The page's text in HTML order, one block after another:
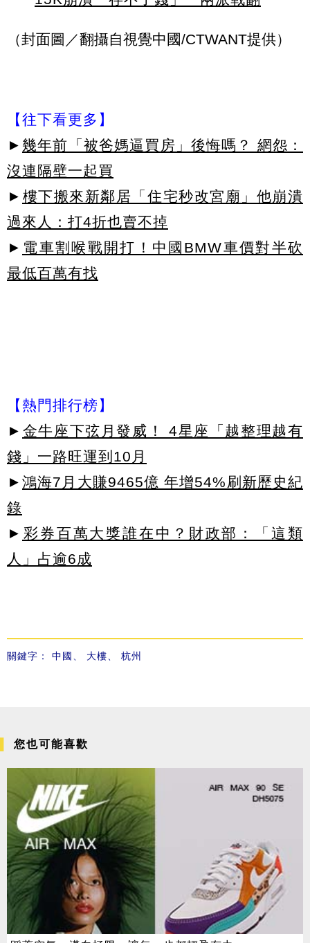
（封面圖／翻攝自視覺中國/CTWANT提供）
【往下看更多】
► 幾年前「被爸媽逼買房」後悔嗎？ 網怨：
沒連隔壁一起買
► 樓下搬來新鄰居「住宅秒改宮廟」他崩潰
過來人：打4折也賣不掉
► 電車割喉戰開打！中國BMW車價對半砍
最低百萬有找
【熱門排行榜】
► 金牛座下弦月發威！ 4星座「越整理越有
錢」一路旺運到10月
► 鴻海7月大賺9465億 年增54%刷新歷史紀
錄
► 彩券百萬大獎誰在中？財政部：「這類
人」占逾6成
關鍵字： 中國 、 大樓、 杭州
您也可能喜歡